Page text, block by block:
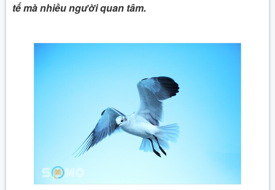
tế mà nhiều người quan tâm.